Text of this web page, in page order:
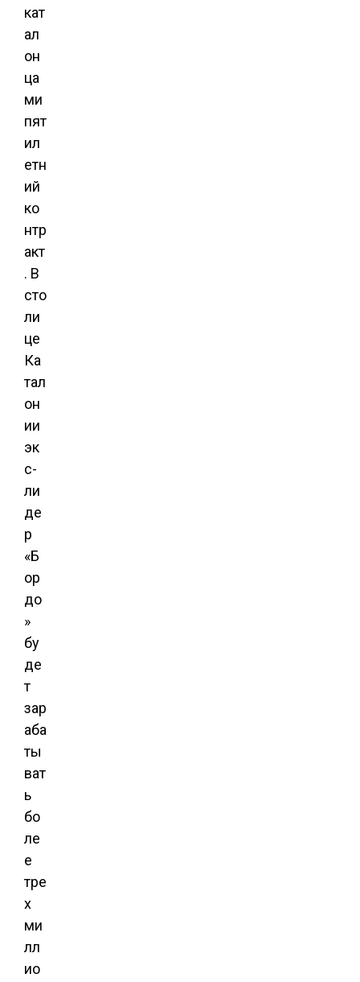
кат
ал
он
ца
ми
пят
ил
етн
ий
ко
нтр
акт
. В
сто
ли
це
Ка
тал
он
ии
эк
с-
ли
де
р
«Б
ор
до
»
бу
де
т
зар
аба
ты
ват
ь
бо
ле
е
тре
х
ми
лл
ио